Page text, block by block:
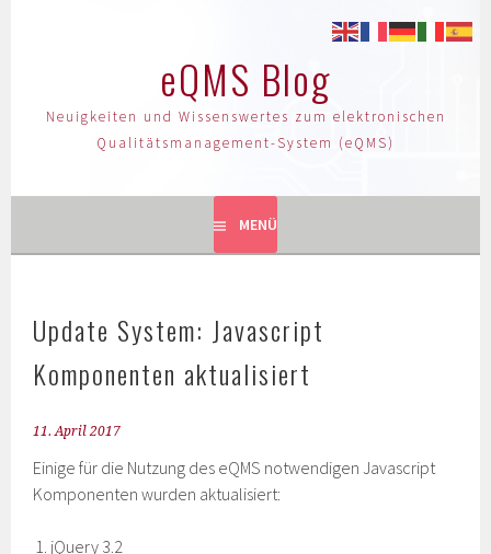
eQMS Blog
Neuigkeiten und Wissenswertes zum elektronischen
Qualitätsmanagement-System (eQMS)
MENÜ
Update System: Javascript
Komponenten aktualisiert
11. April 2017
Einige für die Nutzung des eQMS notwendigen Javascript
Komponenten wurden aktualisiert:
jQuery 3.2